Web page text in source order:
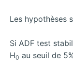
Les hypothèses
Si ADF test
H0 au seuil de